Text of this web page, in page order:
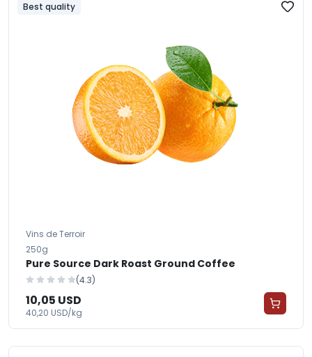
Best quality
Vins de Terroir
250g
Pure Source Dark Roast Ground Coffee
(4.3)
10,05 USD
40,20 USD/kg